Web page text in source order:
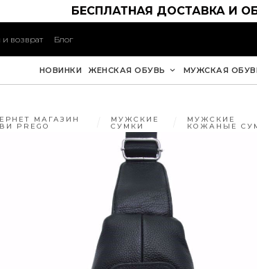
БЕСПЛАТНАЯ ДОСТАВКА И
и возврат Блог
НОВИНКИ ЖЕНСКАЯ ОБУВЬ МУЖСКАЯ
МАГАЗИН
PREGO
МУЖСКИЕ
СУМКИ
МУЖСКИЕ
КОЖАНЫЕ